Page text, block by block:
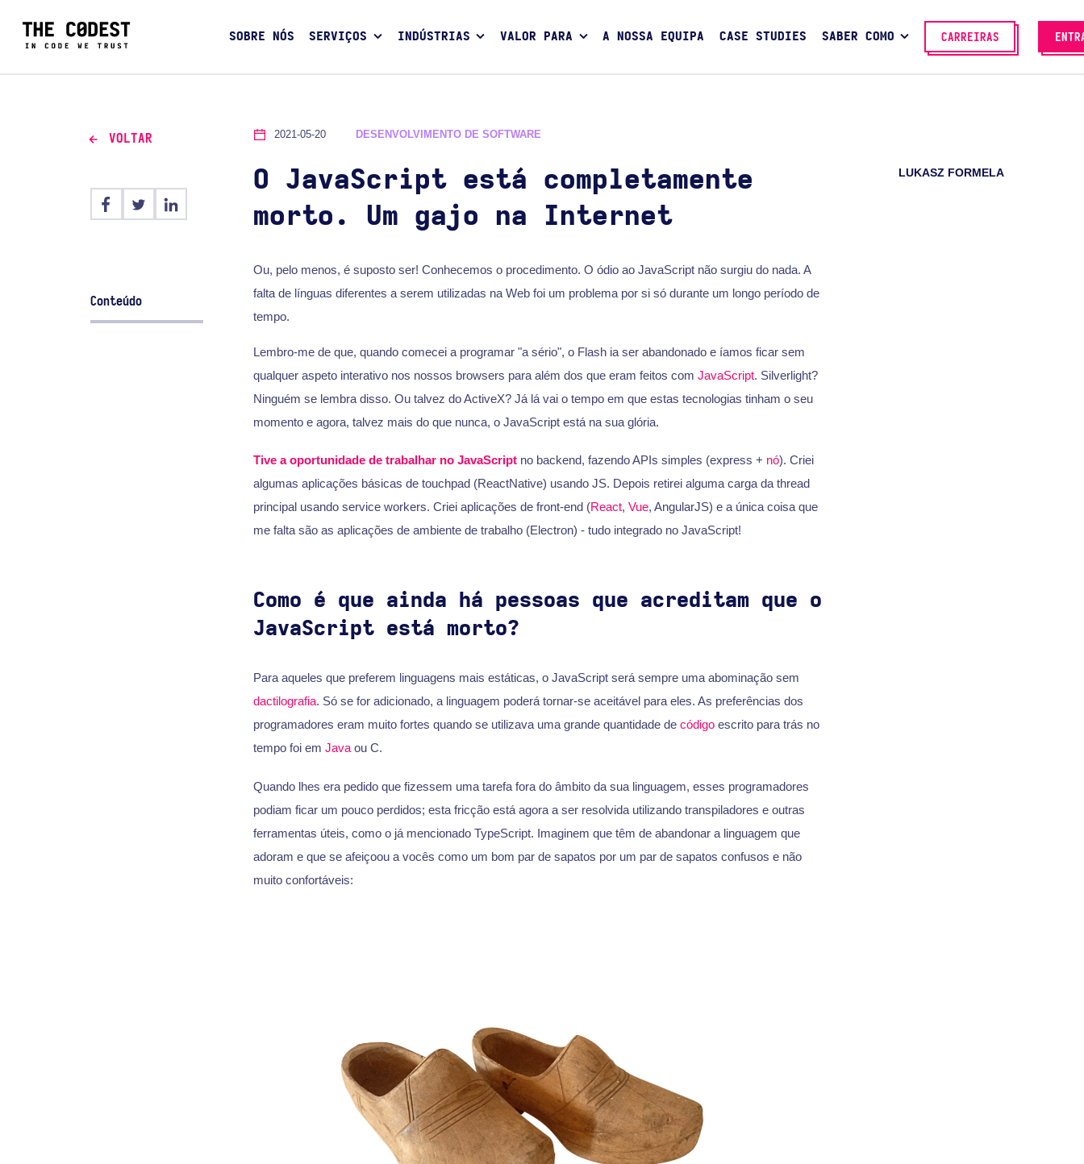
SOBRE NÓS SERVIÇOS INDÚSTRIAS VALOR PARA A NOSSA EQUIPA CASE STUDIES SABER COMO CARREIRAS
VOLTAR
Conteúdo
2021-05-20 DESENVOLVIMENTO DE SOFTWARE
O JavaScript está completamente
morto. Um gajo na Internet
LUKASZ FORMELA
Ou, pelo menos, é suposto ser! Conhecemos o procedimento. O ódio ao JavaScript não surgiu do nada. A
falta de línguas diferentes a serem utilizadas na Web foi um problema por si só durante um longo período de
tempo.
Lembro-me de que, quando comecei a programar "a sério", o Flash ia ser abandonado e íamos ficar sem
qualquer aspeto interativo nos nossos browsers para além dos que eram feitos com JavaScript. Silverlight?
Ninguém se lembra disso. Ou talvez do ActiveX? Já lá vai o tempo em que estas tecnologias tinham o seu
momento e agora, talvez mais do que nunca, o JavaScript está na sua glória.
Tive a oportunidade de trabalhar no JavaScriptno backend, fazendo APIs simples (express + nó). Criei
algumas aplicações básicas de touchpad (ReactNative) usando JS. Depois retirei alguma carga da thread
principal usando service workers. Criei aplicações de front-end (React, Vue, AngularJS) e a única coisa que
me falta são as aplicações de ambiente de trabalho (Electron) - tudo integrado no JavaScript!
Como é que ainda há pessoas que acreditam que o
JavaScript está morto?
Para aqueles que preferem linguagens mais estáticas, o JavaScript será sempre uma abominação sem
dactilografia. Só se for adicionado, a linguagem poderá tornar-se aceitável para eles. As preferências dos
programadores eram muito fortes quando se utilizava uma grande quantidade de códigoescrito para trás no
tempo foi em Javaou C.
Quando lhes era pedido que fizessem uma tarefa fora do âmbito da sua linguagem, esses programadores
podiam ficar um pouco perdidos; esta fricção está agora a ser resolvida utilizando transpiladores e outras
ferramentas úteis, como o já mencionado TypeScript. Imaginem que têm de abandonar a linguagem que
adoram e que se afeiçoou a vocês como um bom par de sapatos por um par de sapatos confusos e não
muito confortáveis: